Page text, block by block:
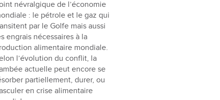
névralgique de l’économie
: le pétrole et le gaz qui
par le Golfe mais aussi
engrais nécessaires à la
alimentaire mondiale.
l’évolution du conflit, la
actuelle peut encore se
partiellement, durer, ou
en crise alimentaire